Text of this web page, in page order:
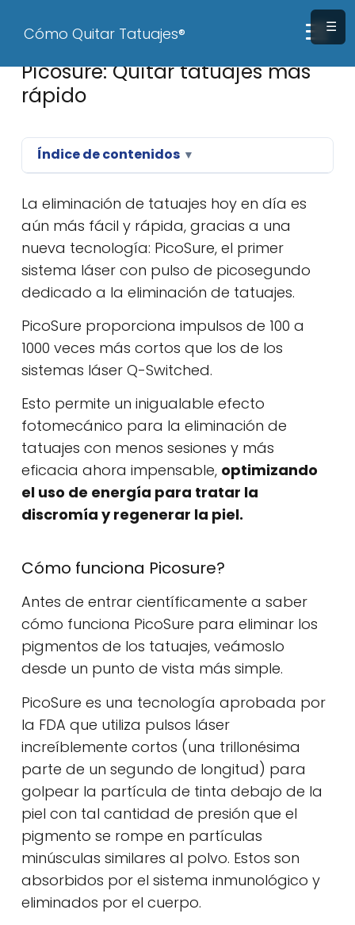
Cómo Quitar Tatuajes®
Picosure: Quitar tatuajes más
rápido
Índice de contenidos ▼
La eliminación de tatuajes hoy en día es
aún más fácil y rápida, gracias a una
nueva tecnología: PicoSure, el primer
sistema láser con pulso de picosegundo
dedicado a la eliminación de tatuajes.
PicoSure proporciona impulsos de 100 a
1000 veces más cortos que los de los
sistemas láser Q-Switched.
Esto permite un inigualable efecto
fotomecánico para la eliminación de
tatuajes con menos sesiones y más
eficacia ahora impensable, optimizando
el uso de energía para tratar la
discromía y regenerar la piel.
Cómo funciona Picosure?
Antes de entrar científicamente a saber
cómo funciona PicoSure para eliminar los
pigmentos de los tatuajes, veámoslo
desde un punto de vista más simple.
PicoSure es una tecnología aprobada por
la FDA que utiliza pulsos láser
increíblemente cortos (una trillonésima
parte de un segundo de longitud) para
golpear la partícula de tinta debajo de la
piel con tal cantidad de presión que el
pigmento se rompe en partículas
minúsculas similares al polvo. Estos son
absorbidos por el sistema inmunológico y
eliminados por el cuerpo.
☰